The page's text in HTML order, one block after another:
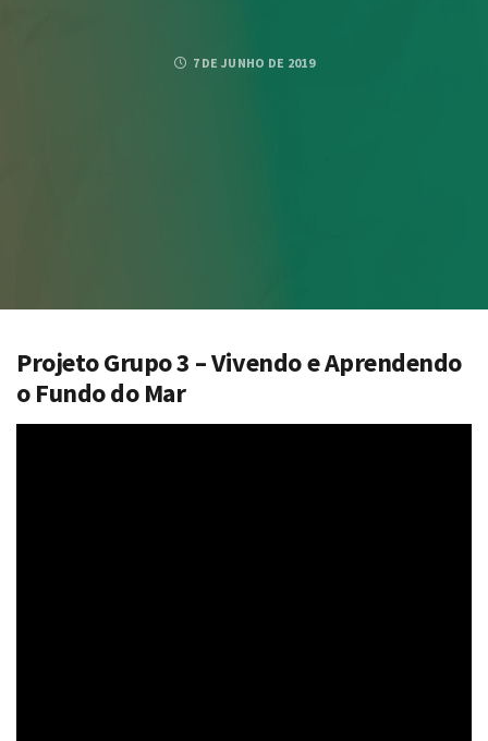
7 DE JUNHO DE 2019
Projeto Grupo 3 – Vivendo e Aprendendo
o Fundo do Mar